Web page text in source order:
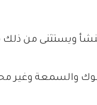
ويستثنى من ذلك
والسمعة وغير